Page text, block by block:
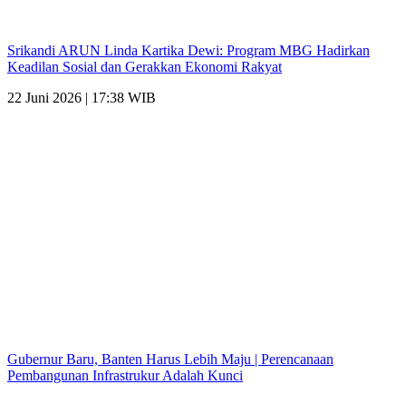
Srikandi ARUN Linda Kartika Dewi: Program MBG Hadirkan
Keadilan Sosial dan Gerakkan Ekonomi Rakyat
22 Juni 2026 | 17:38 WIB
Gubernur Baru, Banten Harus Lebih Maju | Perencanaan
Pembangunan Infrastrukur Adalah Kunci